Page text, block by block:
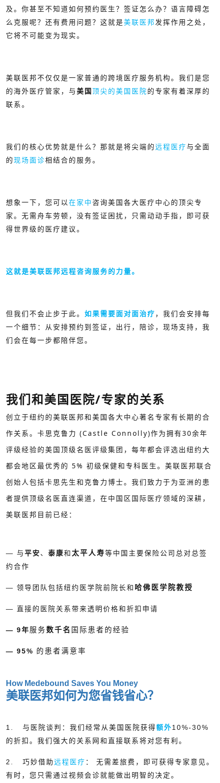
及。你甚至不知道如何预约医生？签证怎么办？语言障碍怎
么克服呢？还有费用问题？ 这就是美联医邦发挥作用之处，
它将不可能变为现实。
美联医邦不仅仅是一家普通的跨境医疗服务机构。我们是您
的海外医疗管家，与美国 顶尖的美国医院的专家有着深厚的
联系。
我们的核心优势就是什么？那就是将尖端的远程医疗与全面
的现场面诊相结合的服务。
想象一下，您可以 在家中咨询美国各大医疗中心的顶尖专
家。无需舟车劳顿，没有签证困扰，只需动动手指，即可获
得世界级的医疗建议。
这就是美联医邦远程咨询服务的力量。
但我们不会止步于此。 如果需要面对面治疗 ，我们会安排每
一个细节：从安排预约到签证，出行，陪诊，现场支持，我
们会在每一步都陪伴您。
我们和美国医院/专家的关系
创立于纽约的美联医邦和美国各大中心著名专家有长期的合
作关系。卡思克鲁力 (Castle Connolly)作为拥有30余年
评级经验的美国顶级名医评级集团，每年都会评选出纽约大
都会地区最优秀的 5% 初级保健和专科医生。美联医邦联合
创始人包括卡思先生和克鲁力博士。我们致力于为亚洲的患
者提供顶级名医直连渠道，在中国区国际医疗领域的深耕，
美联医邦目前已经：
— 与平安、 泰康和太平人寿等中国主要保险公司总对总签
约合作
— 领导团队包括纽约医学院前院长和 哈佛医学院教授
— 直接的医院关系带来透明价格和折扣申请
— 9年服务数千名 国际患者的经验
— 95% 的患者满意率
How Medebound Saves You Money
美联医邦如何为您省钱省心？
1. 与医院谈判：我们经常从美国医院获得额外10%-30%
的折扣。我们强大的关系网和直接联系将对您有利。
2. 巧妙借助远程医疗 ： 无需差旅费，即可获得专家意见。
有时，您只需通过视频会诊就能做出明智的决定。